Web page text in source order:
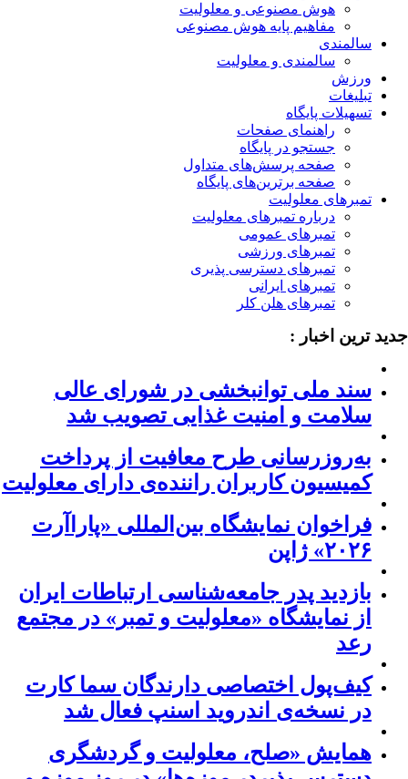
هوش مصنوعی و معلولیت
مفاهیم پایه هوش مصنوعی
سالمندی
سالمندی و معلولیت
ورزش
تبلیغات
تسهیلات پایگاه
راهنمای صفحات
جستجو در پایگاه
صفحه پرسش‌های متداول
صفحه برترین‌های پایگاه
تمبرهای معلولیت
درباره تمبرهای معلولیت
تمبرهای عمومی
تمبرهای ورزشی
تمبرهای دسترسی پذیری
تمبرهای ایرانی
تمبرهای هلن کلر
ترین اخبار :
سند ملی توانبخشی در شورای عالی
سلامت و امنیت غذایی تصویب شد
به‌روزرسانی طرح معافیت از پرداخت
کمیسیون کاربران راننده‌ی دارای معلولیت
فراخوان نمایشگاه بین‌المللی «پاراآرت
۲۰۲۶» ژاپن
بازدید پدر جامعه‌شناسی ارتباطات ایران
از نمایشگاه «معلولیت و تمبر» در مجتمع
رعد
کیف‌پول اختصاصی دارندگان سما کارت
در نسخه‌ی اندروید اسنپ فعال شد
همایش «صلح، معلولیت و گردشگری